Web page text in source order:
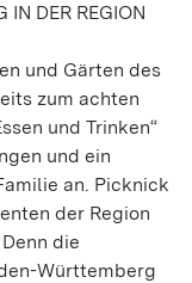
IN DER REGION
und Gärten des
zum achten
und Trinken“
und ein
an. Picknick
der Region
die
Württemberg